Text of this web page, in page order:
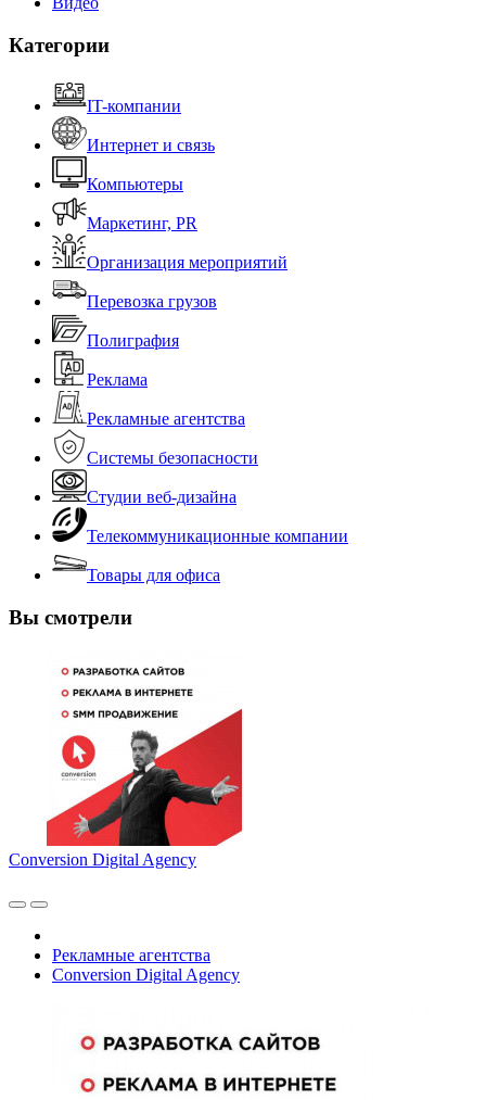
Категории
IT-компании
Интернет и связь
Компьютеры
Маркетинг, PR
Организация мероприятий
Перевозка грузов
Полиграфия
Реклама
Рекламные агентства
Системы безопасности
Студии веб-дизайна
Телекоммуникационные компании
Товары для офиса
Вы смотрели
Conversion Digital Agency
Рекламные агентства
Conversion Digital Agency